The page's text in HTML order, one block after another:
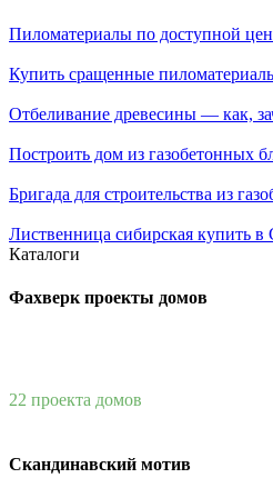
Пиломатериалы по доступной
Купить сращенные
Отбеливание древесины — как,
Построить дом из газобетонных
Бригада для строительства из
Лиственница сибирская купить
Каталоги
Фахверк проекты домов
22 проекта домов
Скандинавский мотив